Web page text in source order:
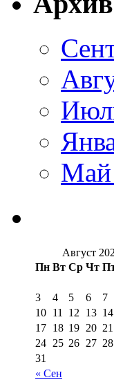
Май
Август
Пн Вт Ср Чт
« Сен
3
4 5 6 7
10 11 12 13 14
17 18 19 20 21
24 25 26 27 28
31